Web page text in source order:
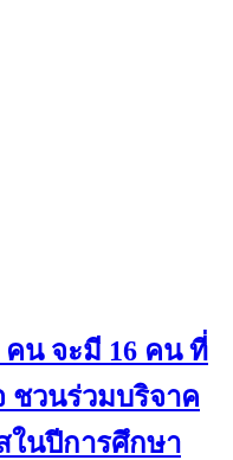
คน จะมี 16 คน ที่
ชวนร่วมบริจาค
ในปีการศึกษา